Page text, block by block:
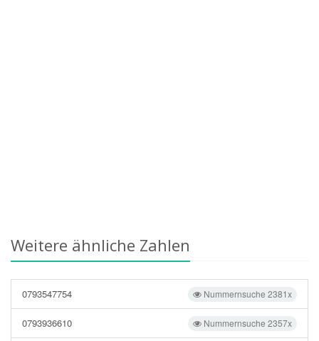
Weitere ähnliche Zahlen
Nummernsuche 2381x
0793547754
Nummernsuche 2357x
0793936610